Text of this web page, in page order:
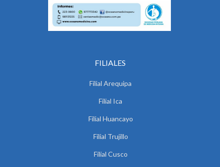
FILIALES
Filial Arequipa
Filial Ica
Filial Huancayo
Filial Trujillo
Filial Cusco